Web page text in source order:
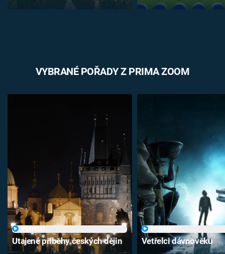
VYBRANÉ POŘADY Z PRIMA ZOOM
Utajené příběhy českých dějin Vetřelci dávnověku